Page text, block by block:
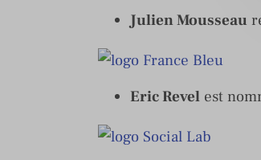
Julien Mousseau
Eric Revel est